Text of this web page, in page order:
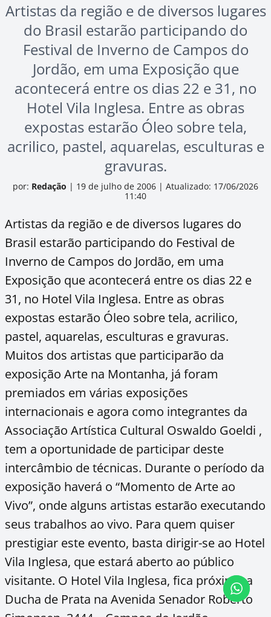
Artistas da região e de diversos lugares
do Brasil estarão participando do
Festival de Inverno de Campos do
Jordão, em uma Exposição que
acontecerá entre os dias 22 e 31, no
Hotel Vila Inglesa. Entre as obras
expostas estarão Óleo sobre tela,
acrilico, pastel, aquarelas, esculturas e
gravuras.
por: Redação | 19 de julho de 2006 | Atualizado: 17/06/2026
11:40
Artistas da região e de diversos lugares do
Brasil estarão participando do Festival de
Inverno de Campos do Jordão, em uma
Exposição que acontecerá entre os dias 22 e
31, no Hotel Vila Inglesa. Entre as obras
expostas estarão Óleo sobre tela, acrilico,
pastel, aquarelas, esculturas e gravuras.
Muitos dos artistas que participarão da
exposição Arte na Montanha, já foram
premiados em várias exposições
internacionais e agora como integrantes da
Associação Artística Cultural Oswaldo Goeldi ,
tem a oportunidade de participar deste
intercâmbio de técnicas. Durante o período da
exposição haverá o “Momento de Arte ao
Vivo”, onde alguns artistas estarão executando
seus trabalhos ao vivo. Para quem quiser
prestigiar este evento, basta dirigir-se ao Hotel
Vila Inglesa, que estará aberto ao público
visitante. O Hotel Vila Inglesa, fica próximo a
Ducha de Prata na Avenida Senador Roberto